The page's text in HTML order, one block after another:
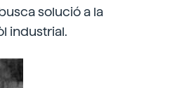
solució a la
industrial.